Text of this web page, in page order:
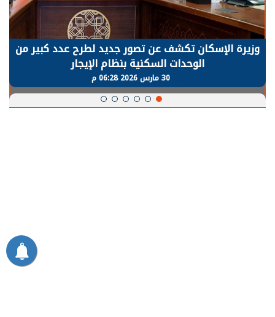
الرئيس السيسي: توقف الأنشطة في قطاع الطاقة
يحتاج إلى سنوات لعودة معدلات الإنتاج الطبيعية